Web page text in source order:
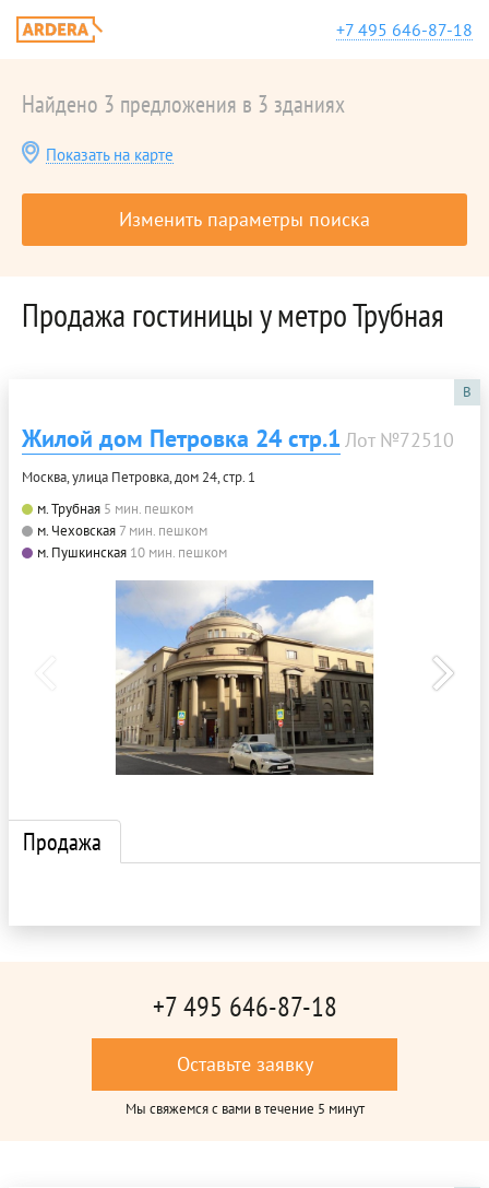
+7 495 646-87-18
Найдено 3 предложения в 3 зданиях
Показать на карте
Изменить параметры поиска
Продажа гостиницы у метро Трубная
B
Жилой дом Петровка 24 стр.1 Лот №72510
Москва, улица Петровка, дом 24, стр. 1
м. Трубная 5 мин. пешком
м. Чеховская 7 мин. пешком
м. Пушкинская 10 мин. пешком
Продажа
+7 495 646-87-18
Оставьте заявку
Мы свяжемся с вами в течение 5 минут